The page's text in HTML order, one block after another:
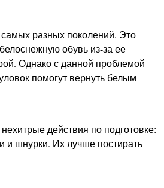
разных поколений. Это
обувь из-за ее
Однако с данной проблемой
помогут вернуть белым
действия по подготовке:
и шнурки. Их лучше постирать